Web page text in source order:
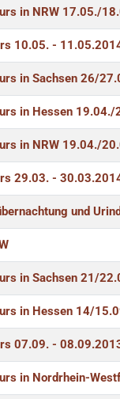
in NRW 17.05./
10.05. -
in Sachsen 26/
in Hessen
in NRW 19.04./
29.03. -
und
in Sachsen 21/
in Hessen 14/
07.09. -
in Nordrhein-